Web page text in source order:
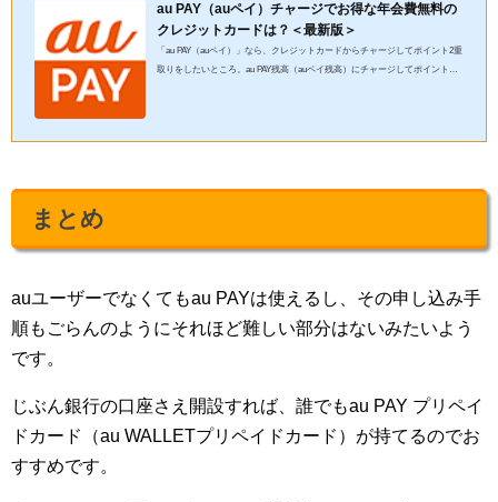
au PAY（auペイ）チャージでお得な年会費無料の
クレジットカードは？＜最新版＞
「au PAY（auペイ）」なら、クレジットカードからチャージしてポイント2重
取りをしたいところ。au PAY残高（auペイ残高）にチャージしてポイントが
まとめ
auユーザーでなくてもau PAYは使えるし、その申し込み手
順もごらんのようにそれほど難しい部分はないみたいよう
です。
じぶん銀行の口座さえ開設すれば、誰でもau PAY プリペイ
ドカード（au WALLETプリペイドカード）が持てるのでお
すすめです。